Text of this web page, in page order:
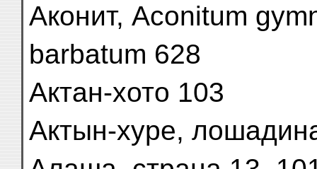
Аконит, Aconitum
barbatum 628
Актан-хото 103
Актын-хуре,